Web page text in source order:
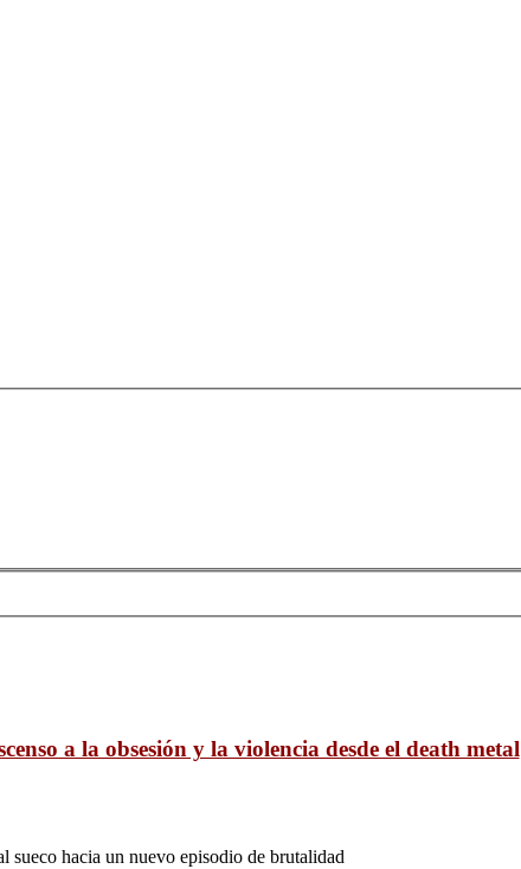
a la obsesión y la violencia desde el death metal
sueco hacia un nuevo episodio de brutalidad